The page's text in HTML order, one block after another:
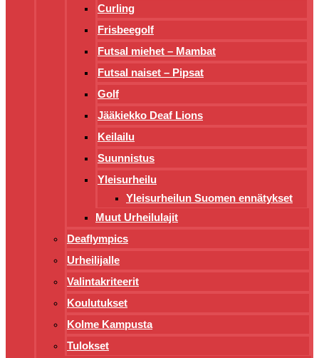
Curling
Frisbeegolf
Futsal miehet – Mambat
Futsal naiset – Pipsat
Golf
Jääkiekko Deaf Lions
Keilailu
Suunnistus
Yleisurheilu
Yleisurheilun Suomen ennätykset
Muut Urheilulajit
Deaflympics
Urheilijalle
Valintakriteerit
Koulutukset
Kolme Kampusta
Tulokset